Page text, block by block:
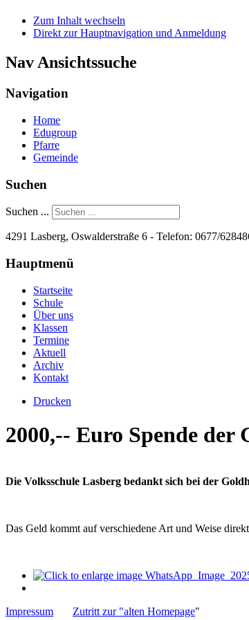
Zum Inhalt wechseln
Direkt zur Hauptnavigation und Anmeldung
Nav Ansichtssuche
Navigation
Home
Edugroup
Pfarre
Gemeinde
Suchen
Suchen ...
4291 Lasberg, Oswalderstraße 6 - Telefon: 0677/
Hauptmenü
Startseite
Schule
Über uns
Klassen
Termine
Aktuell
Archiv
Kontakt
Drucken
2000,-- Euro Spende der
Die Volksschule Lasberg bedankt sich bei der
Das Geld kommt auf verschiedene Art und Weise
Impressum Zutritt zur "alten Homepage"